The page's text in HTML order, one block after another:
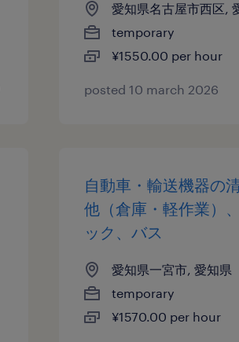
愛知県名古屋市西区,
temporary
¥1550.00 per hour
posted 10 march 2026
自動車・輸送機器の
他（倉庫・軽作業）
ック、バス
愛知県一宮市, 愛知県
temporary
¥1570.00 per hour